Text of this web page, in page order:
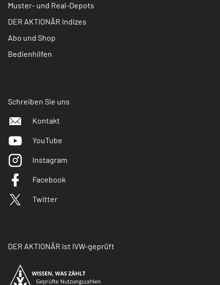
Muster- und Real-Depots
DER AKTIONÄR Indizes
Abo und Shop
Bedienhilfen
Schreiben Sie uns
Kontakt
YouTube
Instagram
Facebook
Twitter
DER AKTIONÄR ist IVW-geprüft